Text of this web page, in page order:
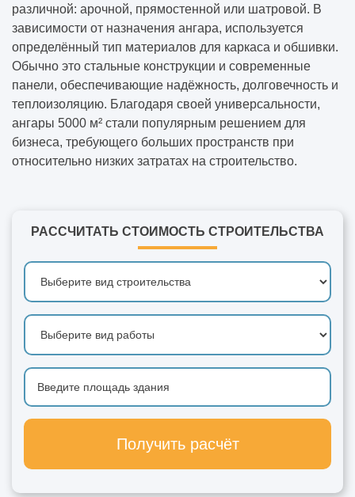
различной: арочной, прямостенной или шатровой. В
зависимости от назначения ангара, используется
определённый тип материалов для каркаса и обшивки.
Обычно это стальные конструкции и современные
панели, обеспечивающие надёжность, долговечность и
теплоизоляцию. Благодаря своей универсальности,
ангары 5000 м² стали популярным решением для
бизнеса, требующего больших пространств при
относительно низких затратах на строительство.
РАССЧИТАТЬ СТОИМОСТЬ СТРОИТЕЛЬСТВА
Получить расчёт